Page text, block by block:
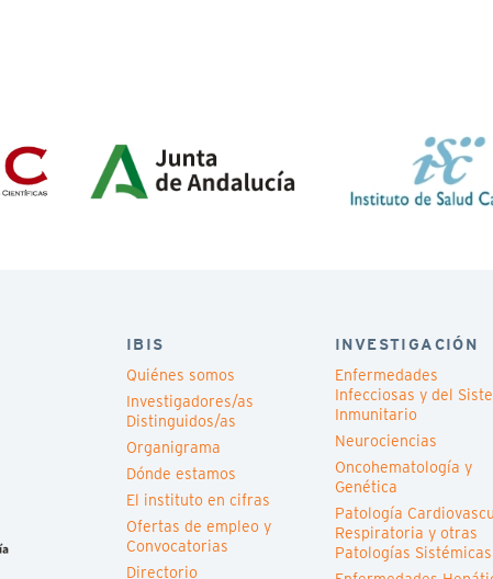
IBIS
Quiénes somos
Investigadores/as
Distinguidos/as
Organigrama
Dónde estamos
El instituto en cifras
Ofertas de empleo y
Convocatorias
Directorio
INVESTIGACIÓN
Enfermedades
Infecciosas y del
Inmunitario
Neurociencias
Oncohematología y
Genética
Patología
Respiratoria y otras
Patologías Sistémicas